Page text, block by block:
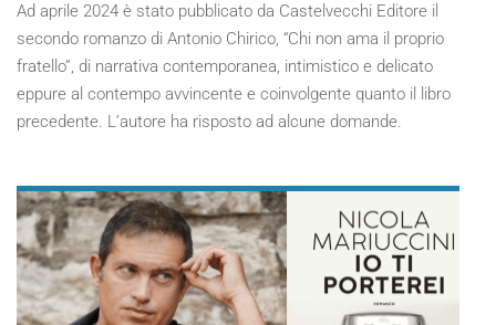
Ad aprile 2024 è stato pubblicato da Castelvecchi Editore il
secondo romanzo di Antonio Chirico, “Chi non ama il proprio
fratello”, di narrativa contemporanea, intimistico e delicato
eppure al contempo avvincente e coinvolgente quanto il libro
precedente. L’autore ha risposto ad alcune domande.